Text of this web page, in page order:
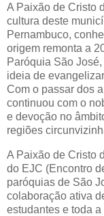
A Paixão de Cristo
cultura deste
Pernambuco,
origem remonta a
Paróquia São
ideia de
Com o passar dos
continuou com o
e devoção no
regiões
A Paixão de Cristo
do EJC (Encontro
paróquias de São
colaboração ativa
estudantes e toda